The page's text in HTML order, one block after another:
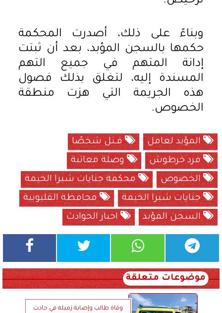
وبناءً على ذلك، أصدرت المحكمة
حكمها بالسجن المؤبد، بعد أن ثبتت
إدانة المتهم في جميع التهم
المسندة إليه، لتغلق بذلك فصول
هذه الجريمة التي هزت منطقة
الخصوص.
المؤبد لعامل
قـتل شخصًا
فرد خرطوش
وصلة معاتبة
الخصوص
محكمة جنايات شبرا الخيمة
جنايات شبرا الخيمة
محافظة القليوبية
السجن المؤبد
اخبار الحوادث
موضوعات متعلقة
وفاة طالب وإصابة زميله في حادث